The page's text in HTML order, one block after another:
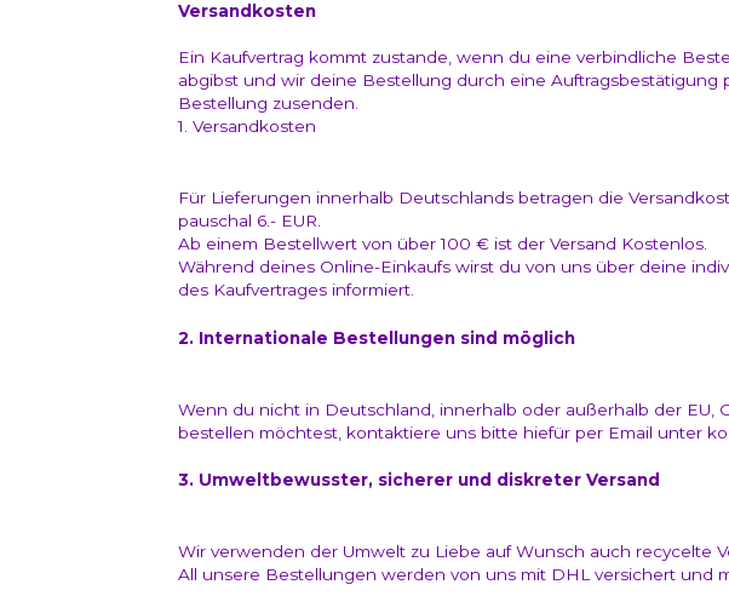
Versandkosten
Ein Kaufvertrag kommt zustande, wenn du eine verbindliche
abgibst und wir deine Bestellung durch eine Auftragsbestätigung
Bestellung zusenden.
1. Versandkosten
Für Lieferungen innerhalb Deutschlands betragen die
pauschal 6.- EUR.
Ab einem Bestellwert von über 100 € ist der Versand Kostenlos.
Während deines Online-Einkaufs wirst du von uns über deine
des Kaufvertrages informiert.
2. Internationale Bestellungen sind möglich
Wenn du nicht in Deutschland, innerhalb oder außerhalb der EU,
bestellen möchtest, kontaktiere uns bitte hiefür per Email unter
3. Umweltbewusster, sicherer und diskreter Versand
Wir verwenden der Umwelt zu Liebe auf Wunsch auch recycelte
All unsere Bestellungen werden von uns mit DHL versichert und